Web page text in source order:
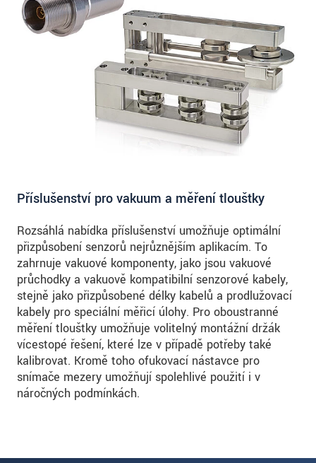
Příslušenství pro vakuum a měření tloušťky
Rozsáhlá nabídka příslušenství umožňuje optimální
přizpůsobení senzorů nejrůznějším aplikacím. To
zahrnuje vakuové komponenty, jako jsou vakuové
průchodky a vakuově kompatibilní senzorové kabely,
stejně jako přizpůsobené délky kabelů a prodlužovací
kabely pro speciální měřicí úlohy. Pro oboustranné
měření tloušťky umožňuje volitelný montážní držák
vícestopé řešení, které lze v případě potřeby také
kalibrovat. Kromě toho ofukovací nástavce pro
snímače mezery umožňují spolehlivé použití i v
náročných podmínkách.